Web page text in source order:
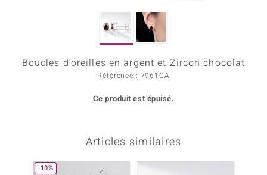
in Italy
Boucles d'oreilles en argent et Zircon chocolat
Référence : 7961CA
Ce produit est épuisé.
Articles similaires
-10%